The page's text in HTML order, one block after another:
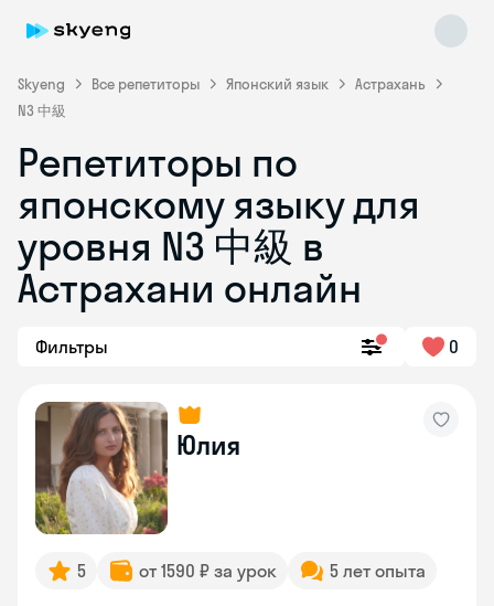
Skyeng Все репетиторы Японский язык
Астрахань
N3 中級
Репетиторы по
японскому языку для
уровня N3 中級 в
Астрахани онлайн
Фильтры 0
Юлия
5 от 1590 ₽ за урок 5 лет опыта
Skyeng Chat
online